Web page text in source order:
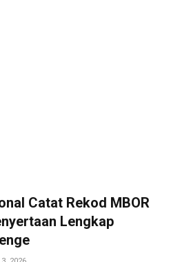
Catat Rekod MBOR
Lengkap